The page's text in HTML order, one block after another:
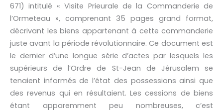
671) intitulé « Visite Prieurale de la Commanderie de
l’Ormeteau », comprenant 35 pages grand format,
décrivant les biens appartenant à cette commanderie
juste avant la période révolutionnaire. Ce document est
le dernier d’une longue série d’actes par lesquels les
supérieurs de l’Ordre de St-Jean de Jérusalem se
tenaient informés de l’état des possessions ainsi que
des revenus qui en résultaient. Les cessions de biens
étant apparemment peu nombreuses, c’est